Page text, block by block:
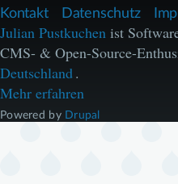
F
ß
z
e
i
l
e
Kontakt Datenschutz
Julian Pustkuchen ist
CMS- & Open-Source-
Deutschland.
Mehr erfahren
Powered by Drupal